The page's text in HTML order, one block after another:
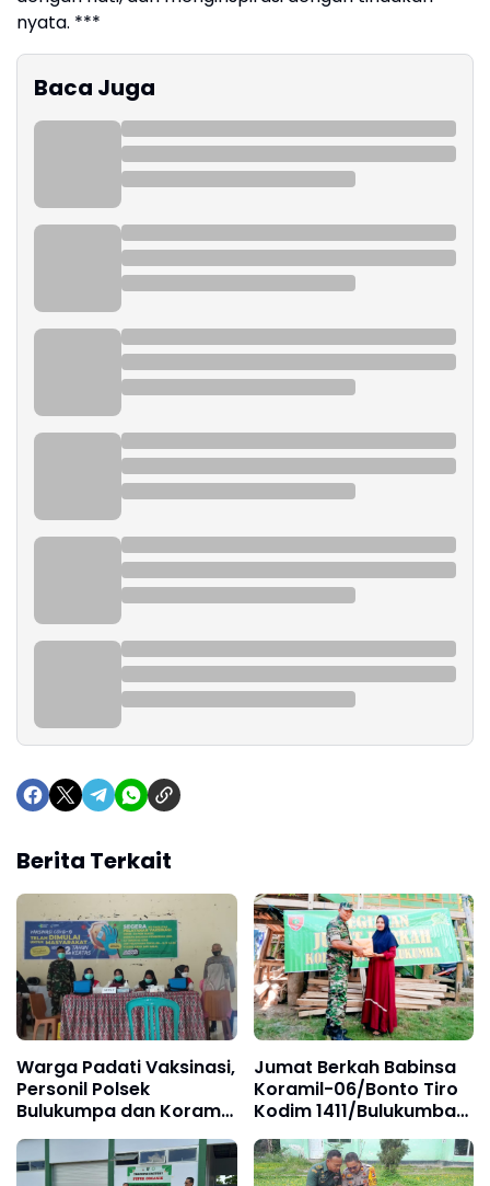
nyata. ***
Baca Juga
Berita Terkait
Warga Padati Vaksinasi,
Personil Polsek
Bulukumpa dan Koramil
1411-02 Sinergi Lakukan
Pemantauan
Jumat Berkah Babinsa
Koramil-06/Bonto Tiro
Kodim 1411/Bulukumba
Korem 141/TP, Berikan
Sembako Kepada
Warga Kurang Mampu